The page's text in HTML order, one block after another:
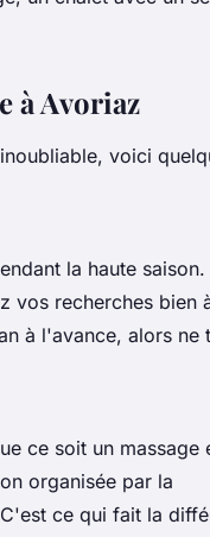
à Avoriaz
voici
la haute saison.
vos recherches bien
à l'avance, alors ne
ce soit un massage
organisée par la
ce qui fait la